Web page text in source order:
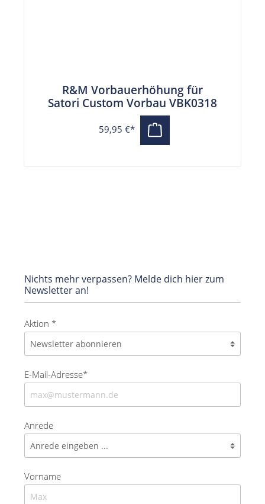
R&M Vorbauerhöhung für
Satori Custom Vorbau VBK0318
59,95 €*
Nichts mehr verpassen? Melde dich hier zum
Newsletter an!
Aktion *
E-Mail-Adresse*
Anrede
Vorname